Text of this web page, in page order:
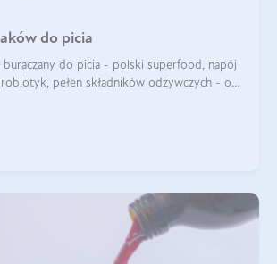
do picia
buraczany do picia - polski superfood, napój
pełen składników odżywczych - o